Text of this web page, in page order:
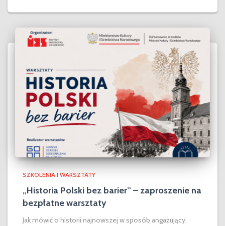
SZKOLENIA I WARSZTATY
„Historia Polski bez barier” – zaproszenie na
bezpłatne warsztaty
Jak mówić o historii najnowszej w sposób angażujący,